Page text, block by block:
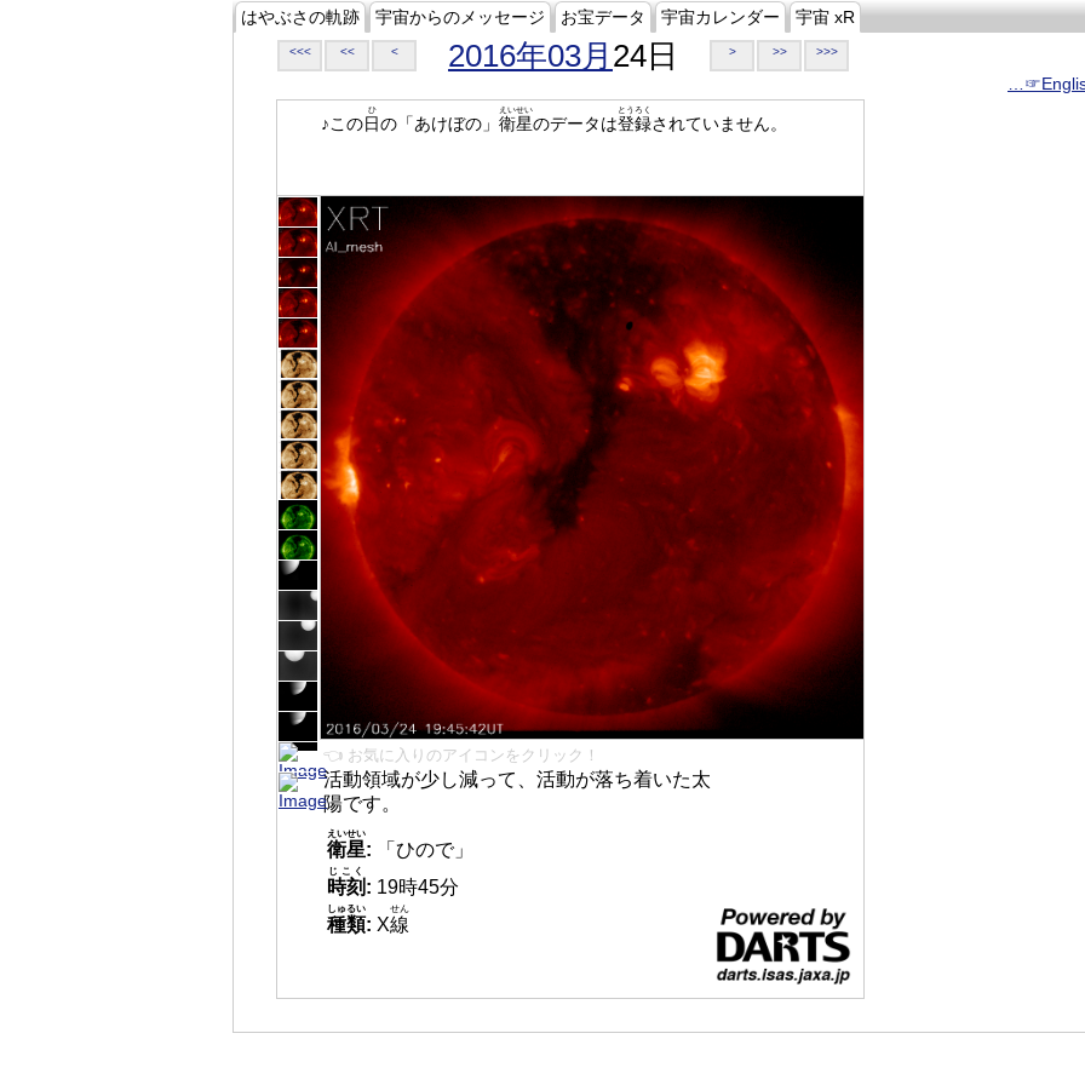
はやぶさの軌跡 宇宙からのメッセージ お宝データ 宇宙カレンダー 宇宙 xR
<<< << < 2016年03月 24日 > >> >>>
♪この日
ひ
の「あけぼの」 衛星
えいせい
のデータは登録
とうろく
されていません。
👈 お気に入りのアイコンをクリック！
活動領域が少し減って、活動が落ち着いた太
陽です。
衛星
えいせい
:
「ひので」
時刻
じこく
: 19時45分
種類
しゅるい
: X線
せん